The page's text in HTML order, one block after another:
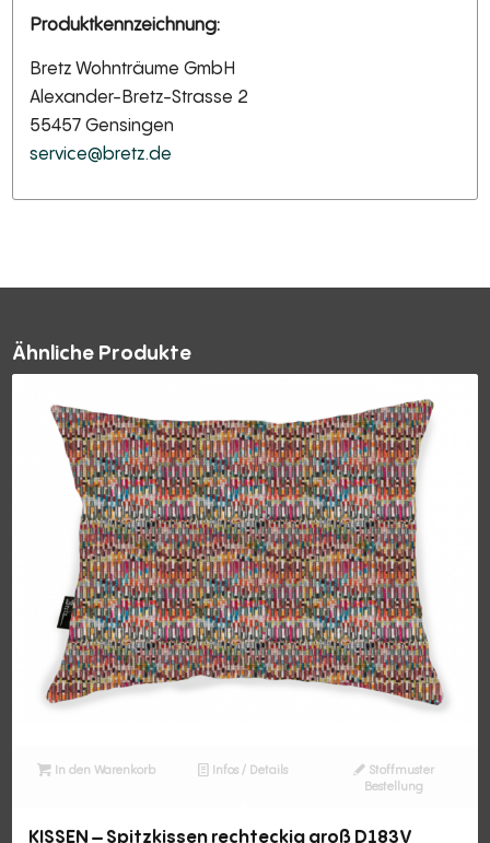
Produktkennzeichnung:
Bretz Wohnträume GmbH
Alexander-Bretz-Strasse 2
55457 Gensingen
service@bretz.de
Ähnliche Produkte
In den Warenkorb Infos / Details
Stoffmuster
Bestellung
KISSEN – Spitzkissen rechteckig groß D183V